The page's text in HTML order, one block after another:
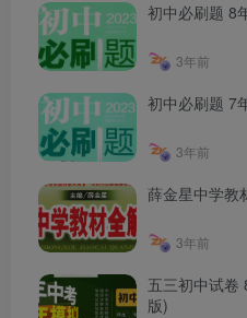
初中必刷题 8
3年前
初中必刷题 7
3年前
薛金星中学教
3年前
五三初中试卷
版)